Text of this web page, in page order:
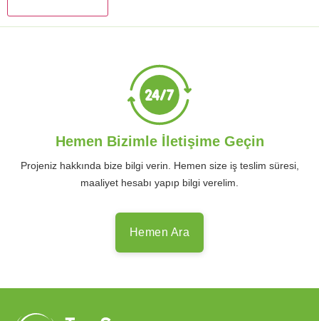
Hemen Bizimle İletişime Geçin
Projeniz hakkında bize bilgi verin. Hemen size iş teslim süresi,
maaliyet hesabı yapıp bilgi verelim.
Hemen Ara